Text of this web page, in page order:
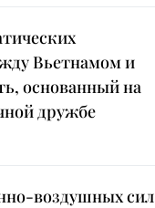
Вьетнамом и
основанный на
дружбе
воздушных сил